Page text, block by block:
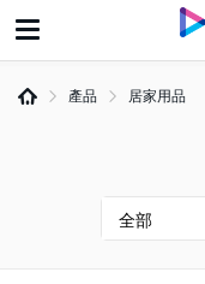
產品 居家用品